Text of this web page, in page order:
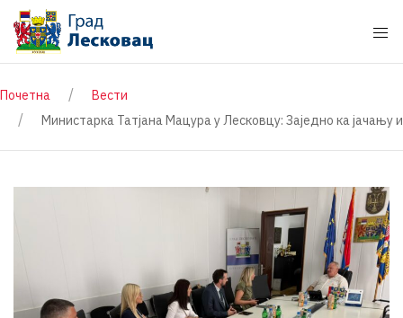
Почетна
Вести
Министарка Татјана Мацура у Лесковцу: Заједно ка јачању